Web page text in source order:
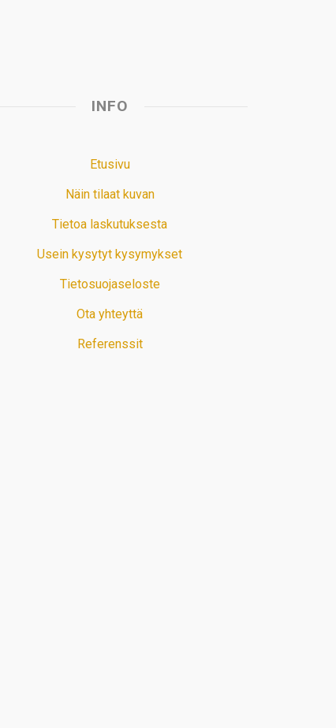
INFO
Etusivu
Näin tilaat kuvan
Tietoa laskutuksesta
Usein kysytyt kysymykset
Tietosuojaseloste
Ota yhteyttä
Referenssit